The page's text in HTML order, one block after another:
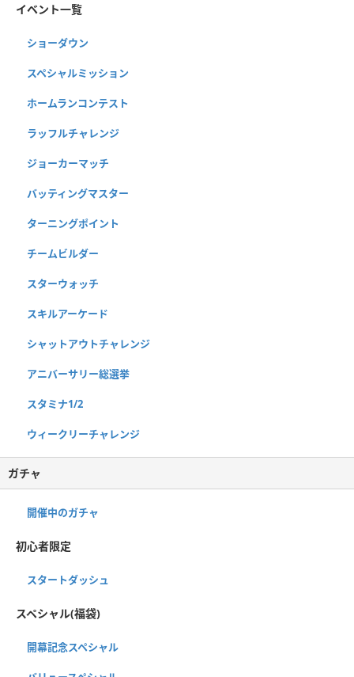
イベント一覧
ショーダウン
スペシャルミッション
ホームランコンテスト
ラッフルチャレンジ
ジョーカーマッチ
バッティングマスター
ターニングポイント
チームビルダー
スターウォッチ
スキルアーケード
シャットアウトチャレンジ
アニバーサリー総選挙
スタミナ1/2
ウィークリーチャレンジ
ガチャ
開催中のガチャ
初心者限定
スタートダッシュ
スペシャル(福袋)
開幕記念スペシャル